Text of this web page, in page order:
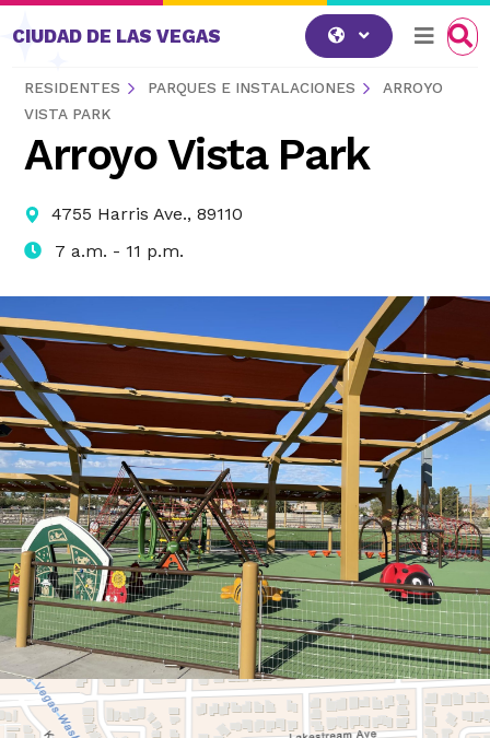
Saltar al contenido
CIUDAD DE LAS VEGAS
RESIDENTES PARQUES E INSTALACIONES
ARROYO
VISTA PARK
Arroyo Vista Park
4755 Harris Ave., 89110
7 a.m. - 11 p.m.